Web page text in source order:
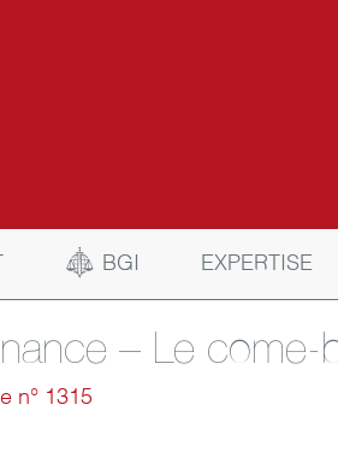
BGI EXPERTISE
– Le come-
n° 1315